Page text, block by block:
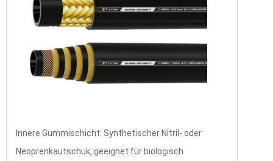
Innere Gummischicht: Synthetischer Nitril- oder
Neoprenkautschuk, geeignet für biologisch